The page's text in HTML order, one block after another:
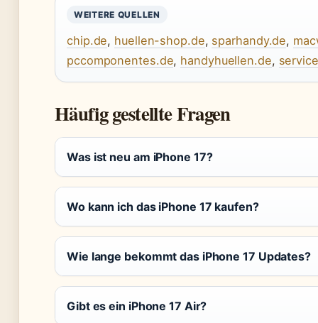
WEITERE QUELLEN
chip.de, huellen-shop.de, sparhandy.de,
pccomponentes.de, handyhuellen.de,
Häufig gestellte Fragen
Was ist neu am iPhone 17?
Wo kann ich das iPhone 17 kaufen?
Wie lange bekommt das iPhone 17 Updates?
Gibt es ein iPhone 17 Air?